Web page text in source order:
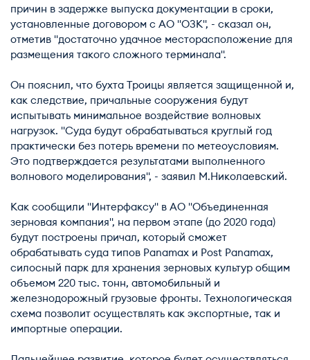
причин в задержке выпуска документации в сроки,
установленные договором с АО "ОЗК", - сказал он,
отметив "достаточно удачное месторасположение для
размещения такого сложного терминала".
Он пояснил, что бухта Троицы является защищенной и,
как следствие, причальные сооружения будут
испытывать минимальное воздействие волновых
нагрузок. "Суда будут обрабатываться круглый год
практически без потерь времени по метеоусловиям.
Это подтверждается результатами выполненного
волнового моделирования", - заявил М.Николаевский.
Как сообщили "Интерфаксу" в АО "Объединенная
зерновая компания", на первом этапе (до 2020 года)
будут построены причал, который сможет
обрабатывать суда типов Panamaх и Post Panamaх,
силосный парк для хранения зерновых культур общим
объемом 220 тыс. тонн, автомобильный и
железнодорожный грузовые фронты. Технологическая
схема позволит осуществлять как экспортные, так и
импортные операции.